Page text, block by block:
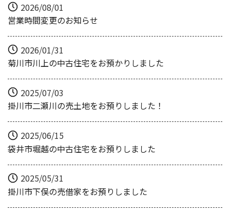
2026/08/01
営業時間変更のお知らせ
2026/01/31
菊川市川上の中古住宅をお預かりしました
2025/07/03
掛川市二瀬川の売土地をお預りしました！
2025/06/15
袋井市堀越の中古住宅をお預りしました
2025/05/31
掛川市下俣の売借家をお預りしました